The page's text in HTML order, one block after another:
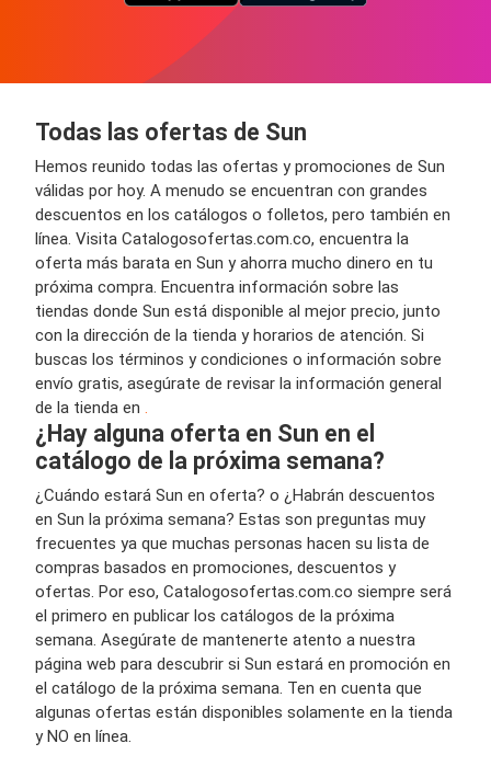
Todas las ofertas de Sun
Hemos reunido todas las ofertas y promociones de Sun
válidas por hoy. A menudo se encuentran con grandes
descuentos en los catálogos o folletos, pero también en
línea. Visita Catalogosofertas.com.co, encuentra la
oferta más barata en Sun y ahorra mucho dinero en tu
próxima compra. Encuentra información sobre las
tiendas donde Sun está disponible al mejor precio, junto
con la dirección de la tienda y horarios de atención. Si
buscas los términos y condiciones o información sobre
envío gratis, asegúrate de revisar la información general
de la tienda en
¿Hay alguna oferta en Sun en el
catálogo de la próxima semana?
¿Cuándo estará Sun en oferta? o ¿Habrán descuentos
en Sun la próxima semana? Estas son preguntas muy
frecuentes ya que muchas personas hacen su lista de
compras basados en promociones, descuentos y
ofertas. Por eso, Catalogosofertas.com.co siempre será
el primero en publicar los catálogos de la próxima
semana. Asegúrate de mantenerte atento a nuestra
página web para descubrir si Sun estará en promoción en
el catálogo de la próxima semana. Ten en cuenta que
algunas ofertas están disponibles solamente en la tienda
y NO en línea.